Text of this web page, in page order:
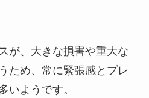
が、大きな損害や重大な
ため、常に緊張感とプレ
いようです。